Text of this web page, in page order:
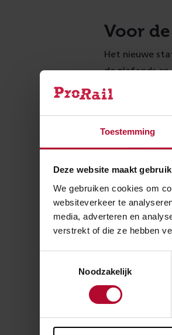
Toestemming
Deze website maakt
We gebruiken cookies om
websiteverkeer te
media, adverteren en
verstrekt of die ze hebben
Noodzakelijk
Voor
Het nieuwe
de plafonds en
grote
voorbereid op
Boven
Het
al ruim boven
en uitstappers
gaat ook de
De gemeente